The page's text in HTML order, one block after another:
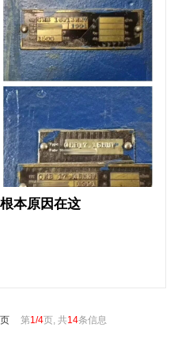
本原因在这
第1/4页, 共14条信息